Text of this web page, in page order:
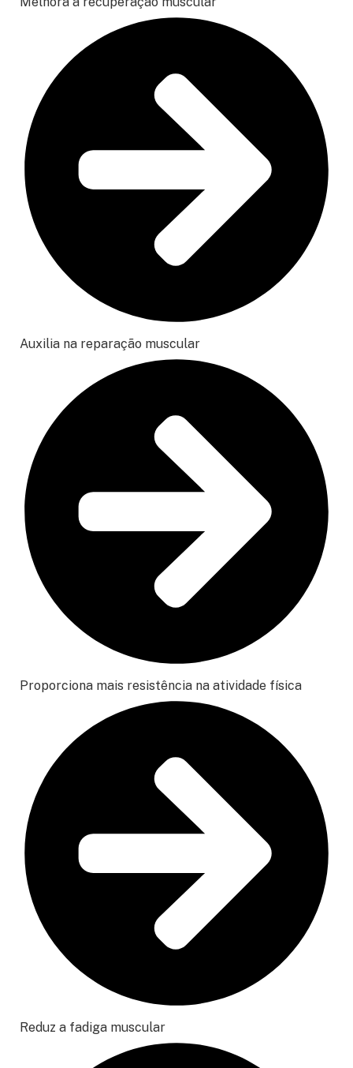
Auxilia na reparação muscular
Proporciona mais resistência na atividade física
Reduz a fadiga muscular